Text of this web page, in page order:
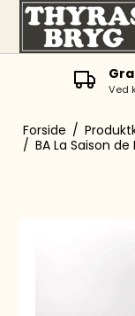
Ved
Forside /
/ BA La Saison de